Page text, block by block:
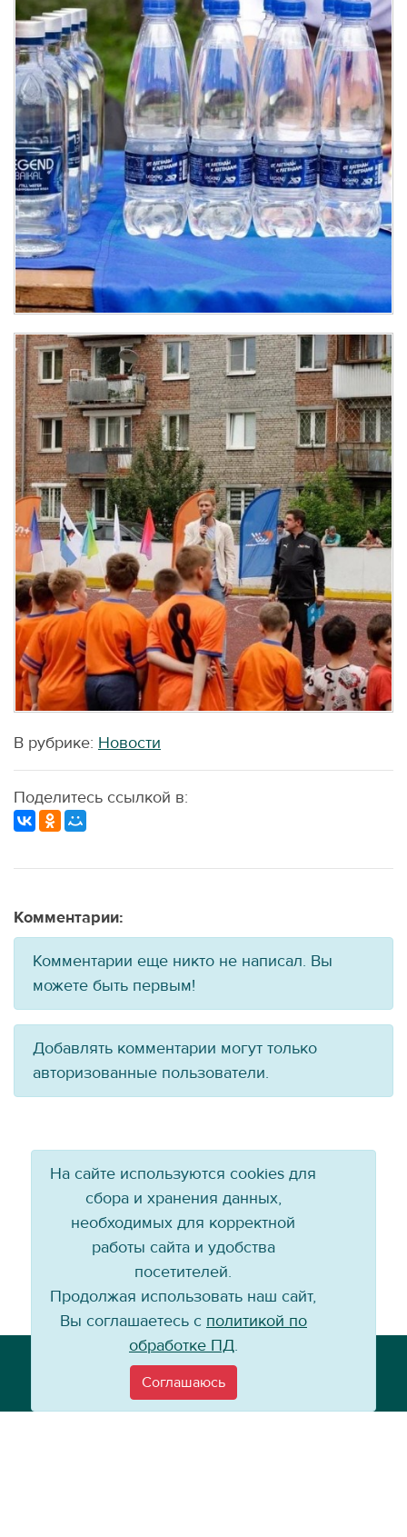
В рубрике: Новости
Поделитесь ссылкой в:
Комментарии:
Комментарии еще никто не написал. Вы
можете быть первым!
Добавлять комментарии могут только
авторизованные пользователи.
Email:info@baikal-energy.ru
На сайте используются cookies для
сбора и хранения данных,
необходимых для корректной
работы сайта и удобства
посетителей.
Продолжая использовать наш сайт,
Вы соглашаетесь с политикой по
обработке ПД.
Соглашаюсь